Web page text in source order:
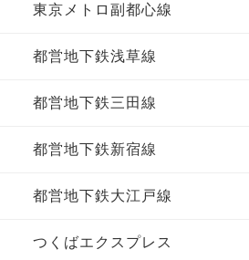
東京メトロ副都心線
都営地下鉄浅草線
都営地下鉄三田線
都営地下鉄新宿線
都営地下鉄大江戸線
つくばエクスプレス